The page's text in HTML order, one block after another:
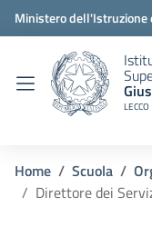
Ministero dell'Istruzione
LECCO
Home Scuola
Direttore dei